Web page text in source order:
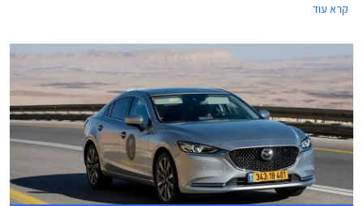
המבצע יתקיים בכל אולמות התצוגה של מאזדה ברחבי הארץ.
קרא עוד